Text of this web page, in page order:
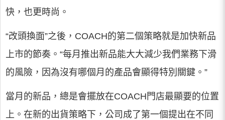
快，也更時尚。
“改頭換面”之後，COACH的第二個策略就是加快新品
上市的節奏。“每月推出新品能大大減少我們業務下滑
的風險，因為沒有哪個月的產品會顯得特別關鍵。”
當月的新品，總是會擺放在COACH門店最顯要的位置
上。在新的出貨策略下，公司成了第一個提出在不同